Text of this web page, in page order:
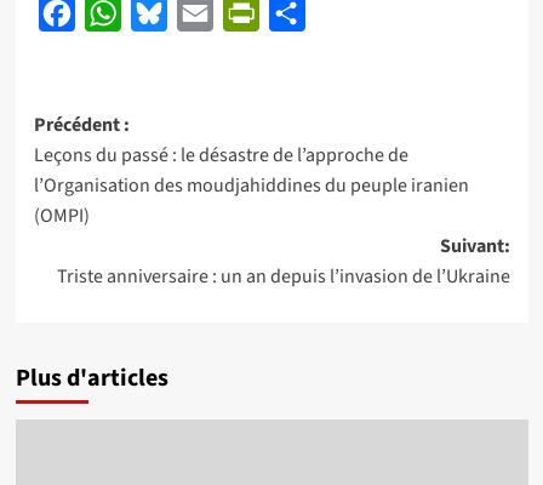
FacebookWhatsApp
BlueskyEmail PrintFriendly
Navigation
d’article
Précédent :
Leçons du passé : le désastre de l’approche de
l’Organisation des moudjahiddines du peuple iranien
(OMPI)
Suivant:
Triste anniversaire : un an depuis l’invasion de l’Ukraine
Plus d'articles